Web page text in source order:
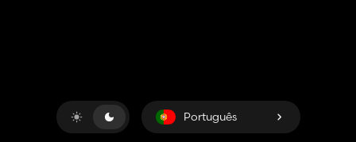
Português